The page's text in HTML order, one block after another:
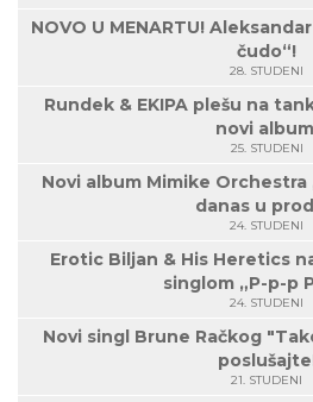
NOVO U MENARTU!
čudo“!
28. STUDENI
Rundek & EKIPA plešu na
novi
25. STUDENI
Novi album Mimike
danas u
24. STUDENI
Erotic Biljan & His Heretics
singlom „P-p-p
24. STUDENI
Novi singl Brune Račkog
21. STUDENI